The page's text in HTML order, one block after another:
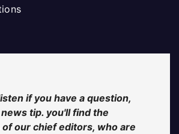
if you have a question,
tip. you'll find the
our chief editors, who are